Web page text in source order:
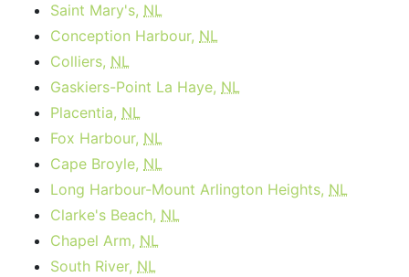
Saint Mary's, NL
Conception Harbour, NL
Colliers, NL
Gaskiers-Point La Haye, NL
Placentia, NL
Fox Harbour, NL
Cape Broyle, NL
Long Harbour-Mount Arlington Heights, NL
Clarke's Beach, NL
Chapel Arm, NL
South River, NL